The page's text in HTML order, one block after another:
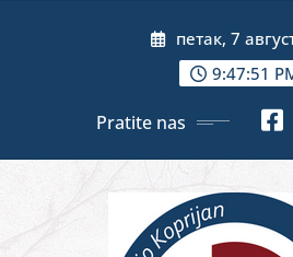
петак, 7
9:47:53
Pratite nas